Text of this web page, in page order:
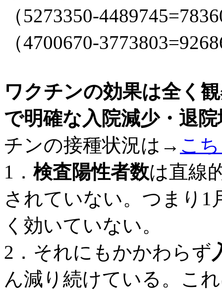
（5273350-
（4700670-
ワクチンの効果は全く
で明確な入院減少・退
チンの接種状況は→ こ
1． 検査陽性者数は直線
されていない。つまり1
く効いていない。
2．それにもかかわらず
ん減り続けている。こ